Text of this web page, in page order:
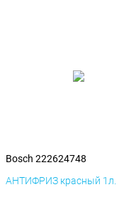
Bosch 222624748
АНТИФРИЗ красный 1л.